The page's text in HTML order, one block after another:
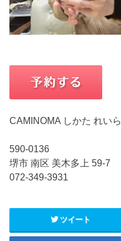
CAMINOMA しかた れいら
590-0136
堺市 南区 美木多上 59-7
072-349-3931
ツイート